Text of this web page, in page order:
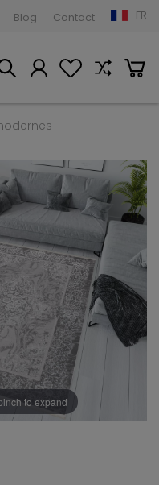
Blog Contact FR
to expand